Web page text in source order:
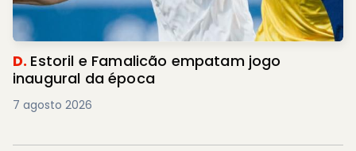
D. Estoril e Famalicão empatam jogo
inaugural da época
7 agosto 2026